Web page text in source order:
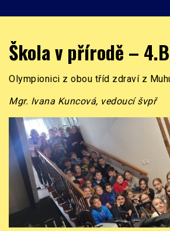
to
ZŠ Burešova
Škola v přírodě –
Olympionici z obou tříd zdraví z
Mgr. Ivana Kuncová, vedoucí švpř